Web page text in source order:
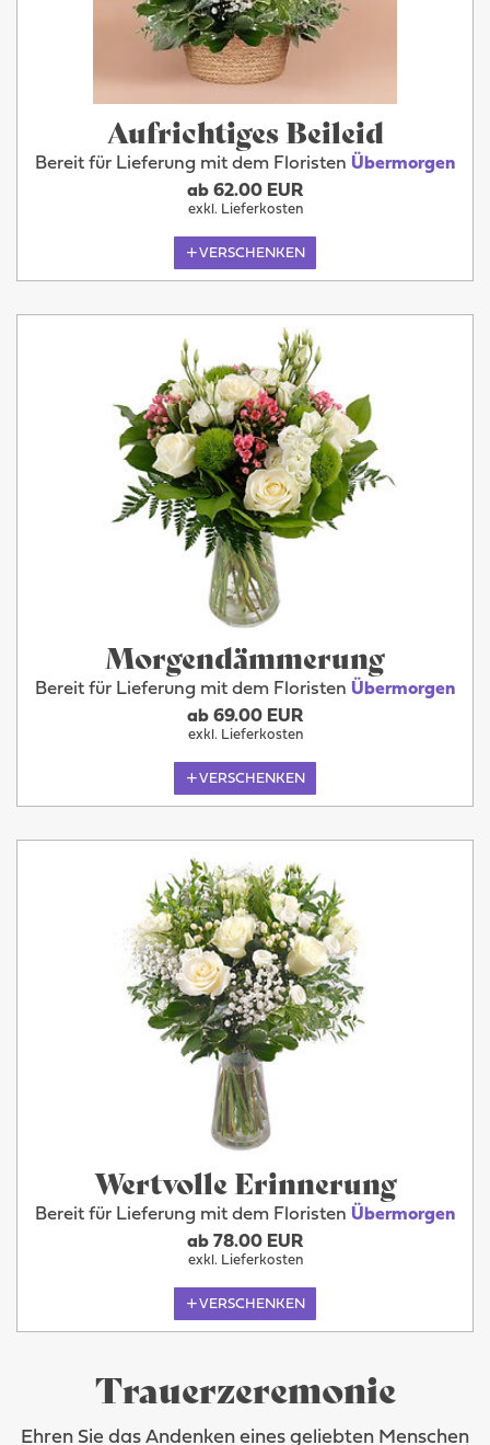
Aufrichtiges Beileid
Bereit für Lieferung mit dem Floristen Übermorgen
ab 62.00 EUR
exkl. Lieferkosten
VERSCHENKEN
Morgendämmerung
Bereit für Lieferung mit dem Floristen Übermorgen
ab 69.00 EUR
exkl. Lieferkosten
VERSCHENKEN
Wertvolle Erinnerung
Bereit für Lieferung mit dem Floristen Übermorgen
ab 78.00 EUR
exkl. Lieferkosten
VERSCHENKEN
Trauerzeremonie
Ehren Sie das Andenken eines geliebten Menschen